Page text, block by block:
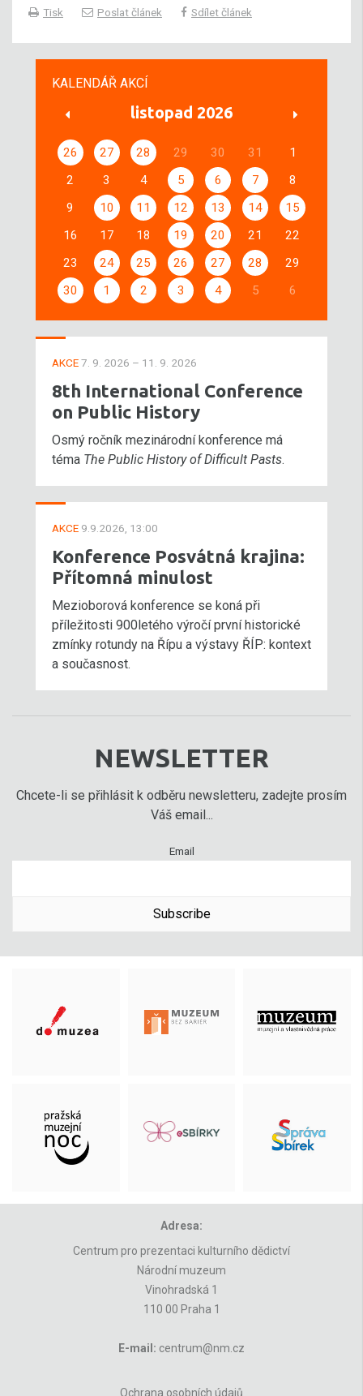
Tisk
Poslat článek Sdílet článek
KALENDÁŘ AKCÍ
listopad 2026
26 27 28 29 30 31
1
2
3 4 5 6 7
8
9
10 11 12 13 14
15
16
17 18 19 20 21
22
23
24 25 26 27 28
29
30
1 2 3 4 5 6
AKCE7. 9. 2026 – 11. 9. 2026
8th International Conference
on Public History
Osmý ročník mezinárodní konference má
téma The Public History of Difficult Pasts.
AKCE 9.9.2026, 13:00
Konference Posvátná krajina:
Přítomná minulost
Mezioborová konference se koná při
příležitosti 900letého výročí první historické
zmínky rotundy na Řípu a výstavy ŘÍP: kontext
a současnost.
NEWSLETTER
Chcete-li se přihlásit k odběru newsletteru, zadejte prosím
Váš email...
Email
Subscribe
Adresa:
Centrum pro prezentaci kulturního dědictví
Národní muzeum
Vinohradská 1
110 00 Praha 1
E-mail: centrum@nm.cz
Ochrana osobních údajů